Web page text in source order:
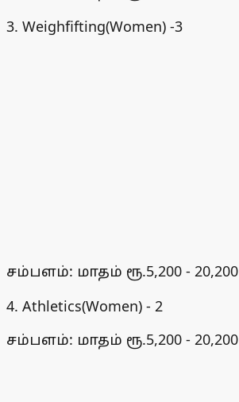
3. Weighfifting(Women) -3
சம்பளம்: மாதம் ரூ.5,200 - 20,200
4. Athletics(Women) - 2
சம்பளம்: மாதம் ரூ.5,200 - 20,200